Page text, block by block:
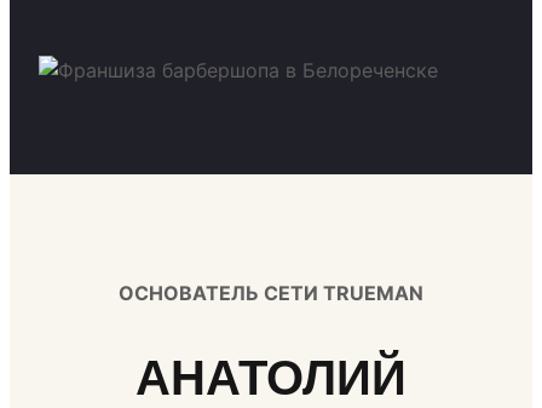
ОСНОВАТЕЛЬ СЕТИ TRUEMAN
АНАТОЛИЙ